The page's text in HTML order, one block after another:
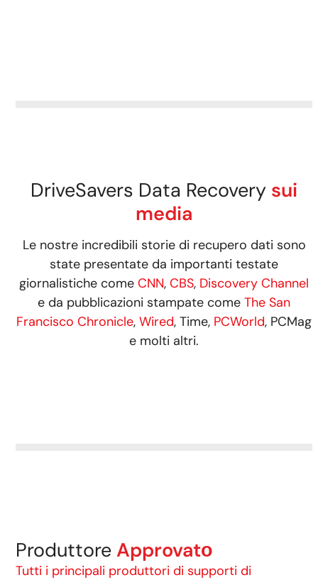
DriveSavers Data Recovery sui
media
Le nostre incredibili storie di recupero dati sono
state presentate da importanti testate
giornalistiche comeCNN,CBS, Discovery Channel
e da pubblicazioni stampate comeThe San
Francisco Chronicle,Wired, Time, PCWorld, PCMag
e molti altri.
ProduttoreApprovatо
Tutti i principali produttori di supporti di